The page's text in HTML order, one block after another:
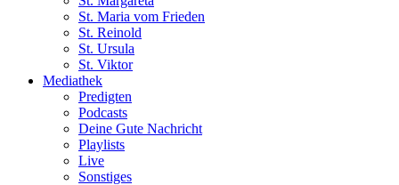
St. Maria vom Frieden
St. Reinold
St. Ursula
St. Viktor
Mediathek
Predigten
Podcasts
Deine Gute Nachricht
Playlists
Live
Sonstiges